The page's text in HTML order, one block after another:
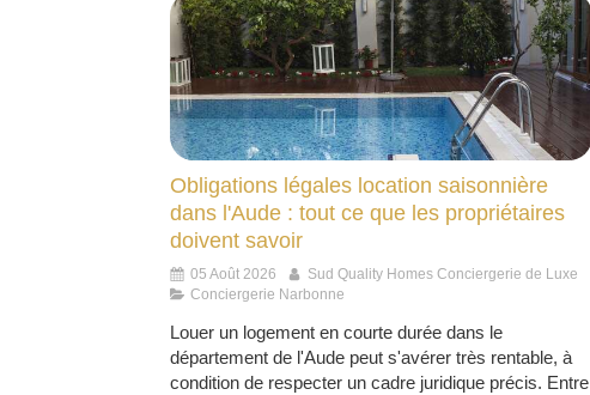
Obligations légales location saisonnière
dans l'Aude : tout ce que les propriétaires
doivent savoir
05 Août 2026
Sud Quality Homes Conciergerie de Luxe
Conciergerie Narbonne
Louer un logement en courte durée dans le
département de l'Aude peut s'avérer très rentable, à
condition de respecter un cadre juridique précis. Entre